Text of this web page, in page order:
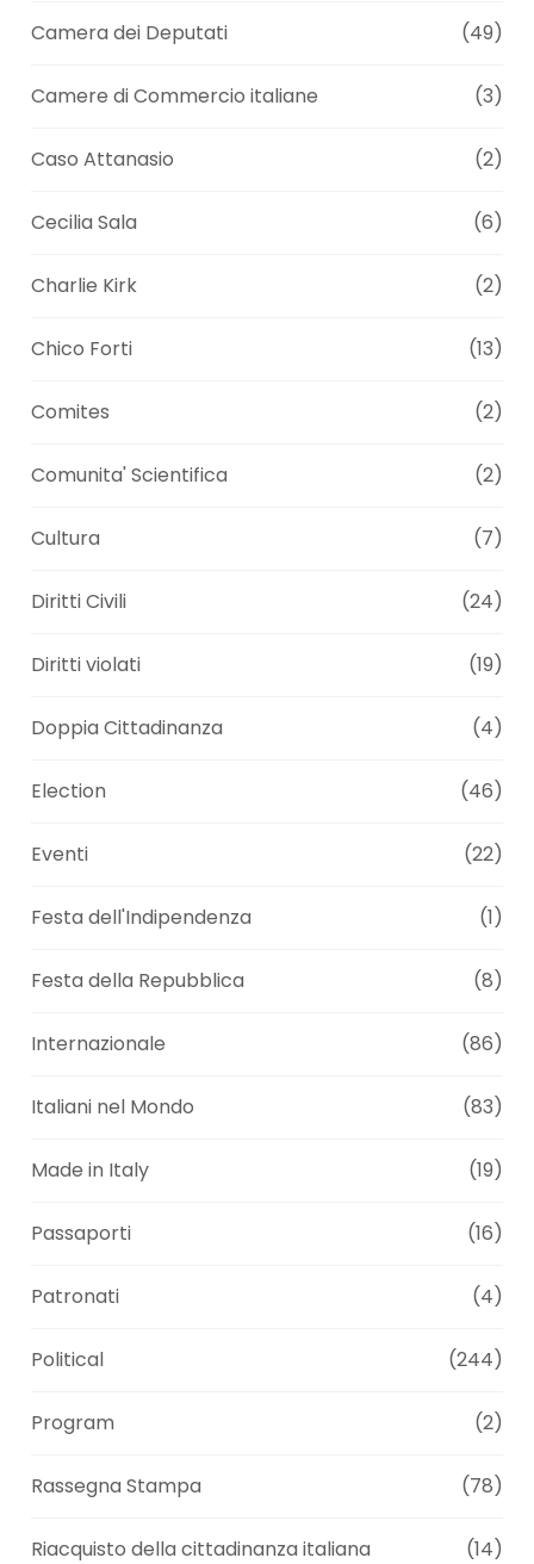
Camera dei Deputati (49)
Camere di Commercio italiane (3)
Caso Attanasio (2)
Cecilia Sala (6)
Charlie Kirk (2)
Chico Forti (13)
Comites (2)
Comunita' Scientifica (2)
Cultura (7)
Diritti Civili (24)
Diritti violati (19)
Doppia Cittadinanza (4)
Election (46)
Eventi (22)
Festa dell'Indipendenza (1)
Festa della Repubblica (8)
Internazionale (86)
Italiani nel Mondo (83)
Made in Italy (19)
Passaporti (16)
Patronati (4)
Political (244)
Program (2)
Rassegna Stampa (78)
Riacquisto della cittadinanza italiana (14)